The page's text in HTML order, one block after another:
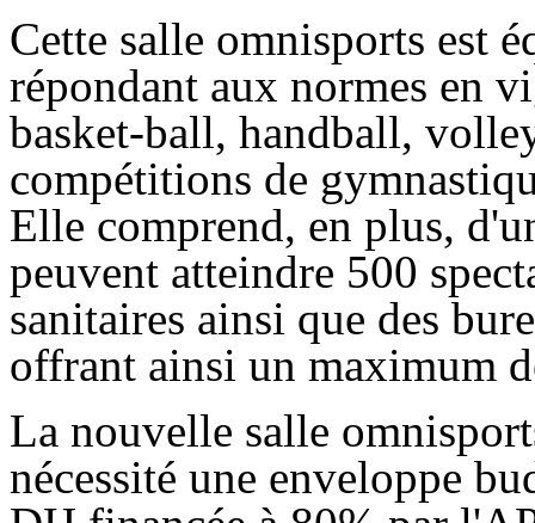
Cette salle omnisports est
répondant aux normes en
basket-ball, handball,
compétitions de
Elle comprend, en plus,
peuvent atteindre 500
sanitaires ainsi que des
offrant ainsi un maximum
La nouvelle salle
nécessité une enveloppe